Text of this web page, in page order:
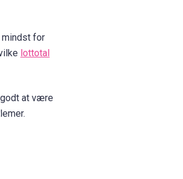
mindst for
lottotal
at være